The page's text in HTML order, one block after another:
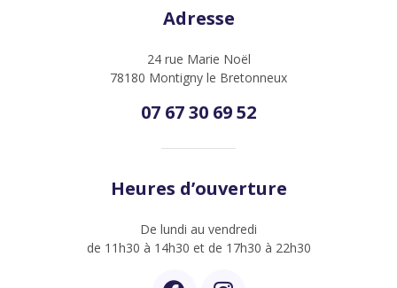
Adresse
24 rue Marie Noël
78180 Montigny le Bretonneux
07 67 30 69 52
Heures d’ouverture
De lundi au vendredi
de 11h30 à 14h30 et de 17h30 à 22h30